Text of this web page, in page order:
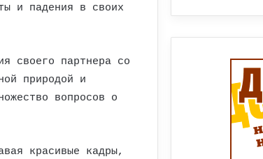
и падения в своих
своего партнера со
природой и
вопросов о
красивые кадры,